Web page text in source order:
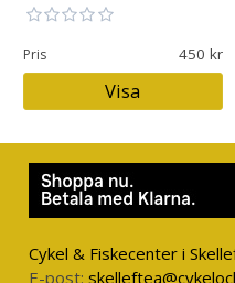
Pris 450
Visa
Cykel & Fiskecenter i
E-post: